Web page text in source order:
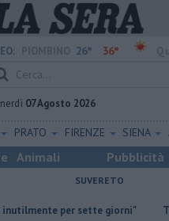
26° 36°
07 Agosto 2026
PRATO FIRENZE SIENA
Animali Pubblicità
SUVERETO
giorni" Tour culturale